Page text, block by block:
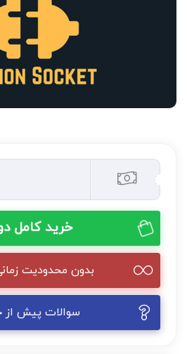
خرید کامل
بدون محدودیت
سوالات پیش از